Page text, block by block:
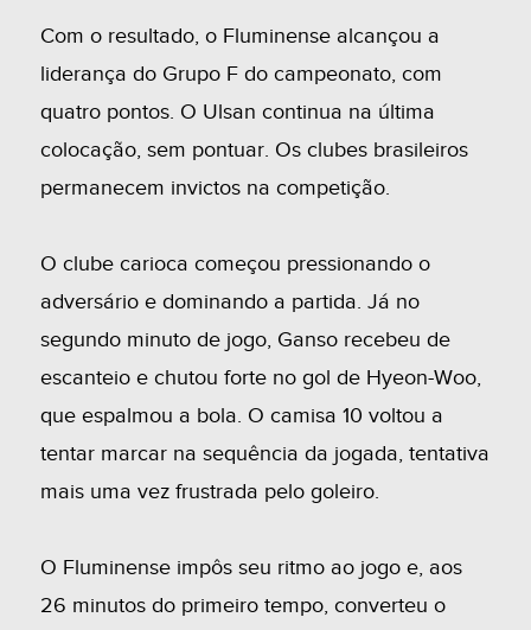
Com o resultado, o Fluminense alcançou a
liderança do Grupo F do campeonato, com
quatro pontos. O Ulsan continua na última
colocação, sem pontuar. Os clubes brasileiros
permanecem invictos na competição.
O clube carioca começou pressionando o
adversário e dominando a partida. Já no
segundo minuto de jogo, Ganso recebeu de
escanteio e chutou forte no gol de Hyeon-Woo,
que espalmou a bola. O camisa 10 voltou a
tentar marcar na sequência da jogada, tentativa
mais uma vez frustrada pelo goleiro.
O Fluminense impôs seu ritmo ao jogo e, aos
26 minutos do primeiro tempo, converteu o